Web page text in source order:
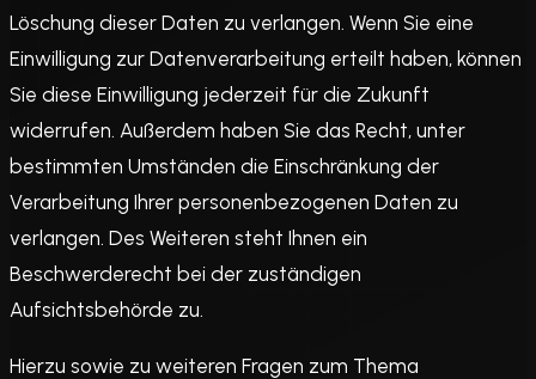
Löschung dieser Daten zu verlangen. Wenn Sie eine
Einwilligung zur Datenverarbeitung erteilt haben, können
Sie diese Einwilligung jederzeit für die Zukunft
widerrufen. Außerdem haben Sie das Recht, unter
bestimmten Umständen die Einschränkung der
Verarbeitung Ihrer personenbezogenen Daten zu
verlangen. Des Weiteren steht Ihnen ein
Beschwerderecht bei der zuständigen
Aufsichtsbehörde zu.
Hierzu sowie zu weiteren Fragen zum Thema